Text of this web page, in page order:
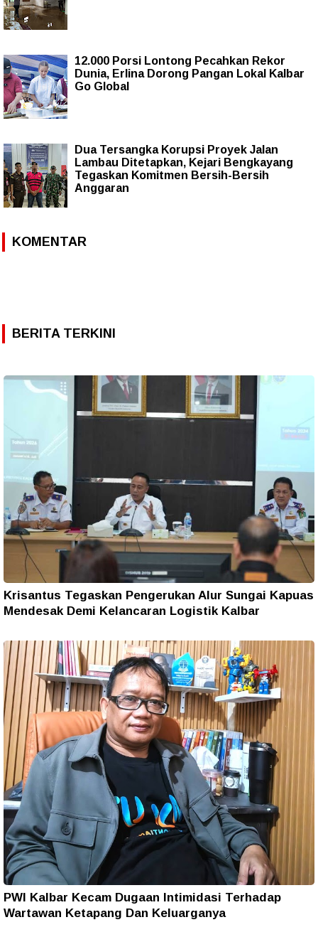
12.000 Porsi Lontong Pecahkan Rekor
Dunia, Erlina Dorong Pangan Lokal Kalbar
Go Global
Dua Tersangka Korupsi Proyek Jalan
Lambau Ditetapkan, Kejari Bengkayang
Tegaskan Komitmen Bersih-Bersih
Anggaran
KOMENTAR
BERITA TERKINI
Krisantus Tegaskan Pengerukan Alur Sungai Kapuas
Mendesak Demi Kelancaran Logistik Kalbar
PWI Kalbar Kecam Dugaan Intimidasi Terhadap
Wartawan Ketapang Dan Keluarganya